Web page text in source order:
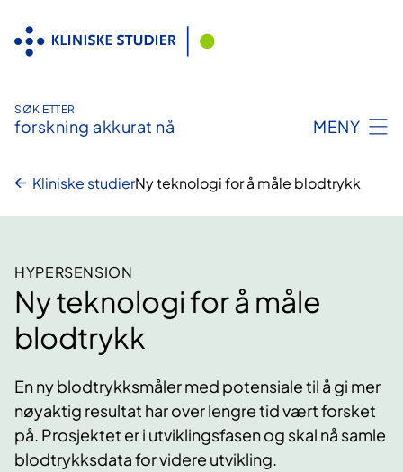
innhold
SØK ETTER
forskning akkurat nå MENY
Kliniske studierNy teknologi for å måle blodtrykk
HYPERSENSION
Ny teknologi for å måle
blodtrykk
En ny blodtrykksmåler med potensiale til å gi mer
nøyaktig resultat har over lengre tid vært forsket
på. Prosjektet er i utviklingsfasen og skal nå samle
blodtrykksdata for videre utvikling.